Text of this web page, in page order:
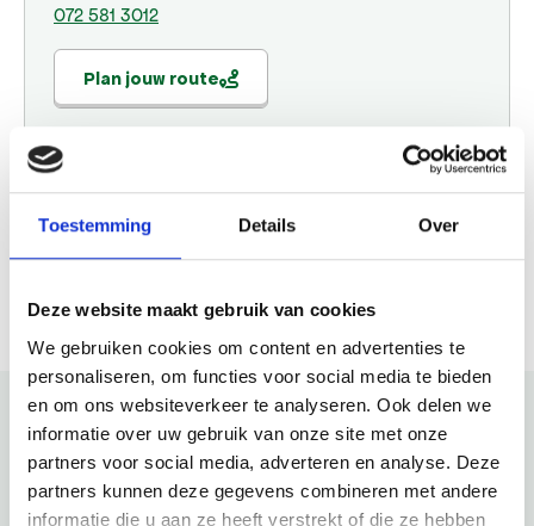
Toestemming Details Over
Deze website maakt gebruik van cookies
We gebruiken cookies om content en advertenties te
personaliseren, om functies voor social media te bieden
en om ons websiteverkeer te analyseren. Ook delen we
informatie over uw gebruik van onze site met onze
partners voor social media, adverteren en analyse. Deze
partners kunnen deze gegevens combineren met andere
informatie die u aan ze heeft verstrekt of die ze hebben
072 581 3012
Plan jouw route
Website
Bezoek website
Bekijk ook eens